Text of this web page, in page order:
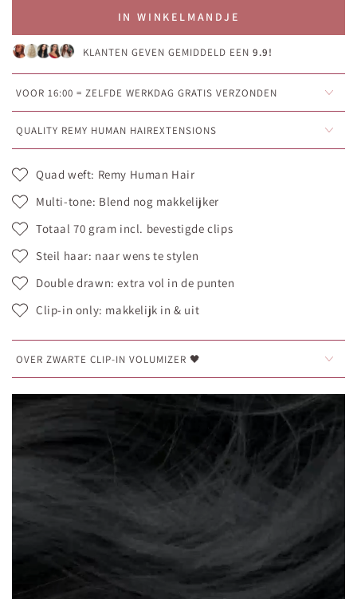
Zwarte
Volumizer
•
Clip-
in
hair
30cm
(70g)
voor
Volumizer
•
Clip-
in
hair
30cm
IN WINKELMANDJE
KLANTEN GEVEN GEMIDDELD EEN 9.9!
VOOR 16:00 = ZELFDE WERKDAG GRATIS VERZONDEN
QUALITY REMY HUMAN HAIREXTENSIONS
Quad weft: Remy Human Hair
Multi-tone: Blend nog makkelijker
Totaal 70 gram incl. bevestigde clips
Steil haar: naar wens te stylen
Double drawn: extra vol in de punten
Clip-in only: makkelijk in & uit
OVER ZWARTE CLIP-IN VOLUMIZER 🖤